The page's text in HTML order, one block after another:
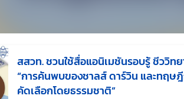
สสวท. ชวนใช้สื่อแอนิเมชันรอบรู้ ชีววิทย
“การค้นพบของชาลส์ ดาร์วิน และทฤษ
คัดเลือกโดยธรรมชาติ”